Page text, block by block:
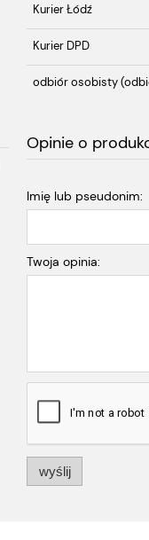
Kurier Łódź
Kurier DPD
odbiór osobisty
Opinie o
Imię lub pseudonim:
Twoja opinia:
wyślij